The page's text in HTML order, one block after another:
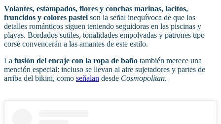
Volantes, estampados, flores y conchas marinas, lacitos,
fruncidos y colores pastel son la señal inequívoca de que los
detalles románticos siguen teniendo seguidoras en las piscinas y
playas. Bordados sutiles, tonalidades empolvadas y patrones tipo
corsé convencerán a las amantes de este estilo.
La fusión del encaje con la ropa de baño también merece una
mención especial: incluso se llevan al aire sujetadores y partes de
arriba del bikini, como señalan desde Cosmopolitan.